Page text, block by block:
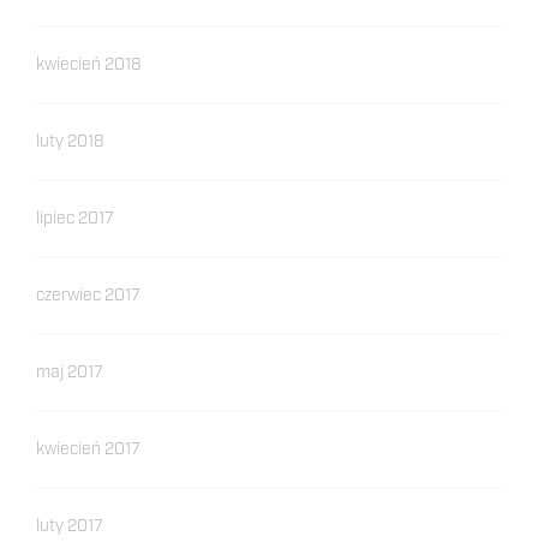
kwiecień 2018
luty 2018
lipiec 2017
czerwiec 2017
maj 2017
kwiecień 2017
luty 2017